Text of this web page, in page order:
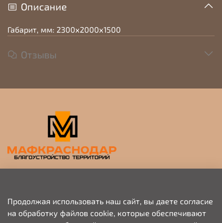
Описание
Габарит, мм: 2300х2000х1500
Отзывы
+79676703333
Продолжая использовать наш сайт, вы даете согласие
на обработку файлов cookie, которые обеспечивают